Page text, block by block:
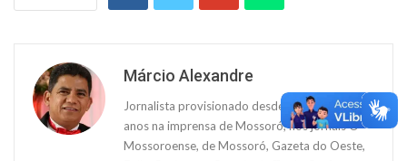
Márcio Alexandre
Jornalista provisionado desde 1997, atuou 15
anos na imprensa de Mossoró, nos jornais O
Mossoroense, de Mossoró, Gazeta do Oeste,